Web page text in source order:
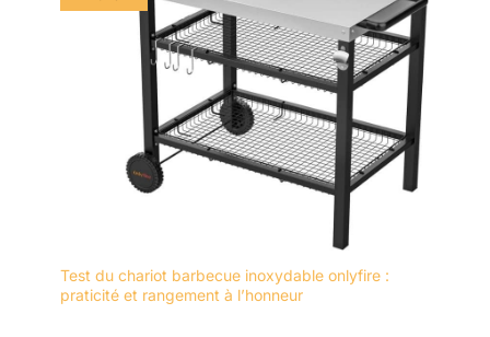
Test du chariot barbecue inoxydable onlyfire :
praticité et rangement à l’honneur